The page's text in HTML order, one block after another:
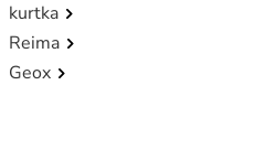
kurtka
Reima
Geox